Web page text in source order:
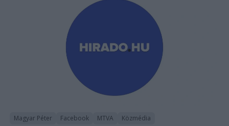
Magyar Péter Facebook MTVA Közmédia